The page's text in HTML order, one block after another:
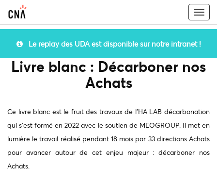
Le replay des UDA est disponible sur notre intranet !
Livre blanc : Décarboner nos
Achats
Ce livre blanc est le fruit des travaux de l'HA LAB décarbonation
qui s'est formé en 2022 avec le soutien de MEOGROUP. Il met en
lumière le travail réalisé pendant 18 mois par 33 directions Achats
pour avancer autour de cet enjeu majeur : décarboner nos
Achats.